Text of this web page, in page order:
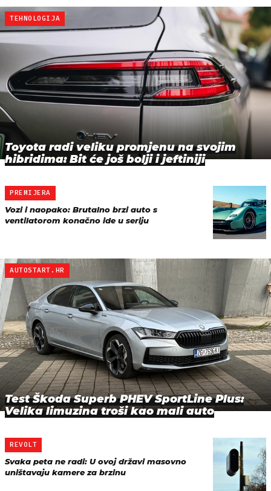
TEHNOLOGIJA
Toyota radi veliku promjenu na svojim
hibridima: Bit će još bolji i jeftiniji
PREMIJERA
Vozi i naopako: Brutalno brzi auto s
ventilatorom konačno ide u seriju
AUTOSTART.HR
Test Škoda Superb PHEV SportLine Plus:
Velika limuzina troši kao mali auto
REVOLT
Svaka peta ne radi: U ovoj državi masovno
uništavaju kamere za brzinu